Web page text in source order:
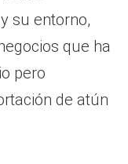
su entorno,
que ha
pero
de atún